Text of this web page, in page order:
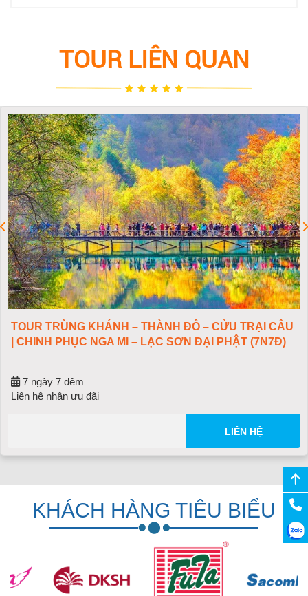
TOUR LIÊN QUAN
TOUR TRÙNG KHÁNH – THÀNH ĐÔ – CỬU TRẠI CÂU
| CHINH PHỤC NGA MI – LẠC SƠN ĐẠI PHẬT (7N7Đ)
7 ngày 7 đêm
Liên hệ nhận ưu đãi
LIÊN HỆ
KHÁCH HÀNG TIÊU BIỂU